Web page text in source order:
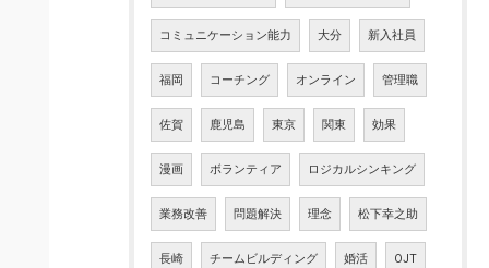
コミュニケーション能力 大分 新入社員
福岡 コーチング オンライン 管理職
佐賀 鹿児島 東京 関東 効果
漫画 ボランティア ロジカルシンキング
業務改善 問題解決 理念 松下幸之助
長崎 チームビルディング 婚活 OJT